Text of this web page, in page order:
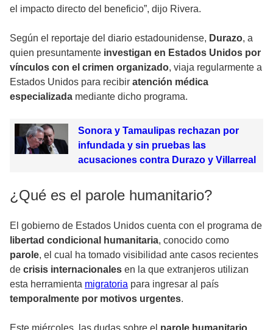
el impacto directo del beneficio”, dijo Rivera.
Según el reportaje del diario estadounidense, Durazo, a
quien presuntamente investigan en Estados Unidos por
vínculos con el crimen organizado, viaja regularmente a
Estados Unidos para recibir atención médica
especializada mediante dicho programa.
Sonora y Tamaulipas rechazan por
infundada y sin pruebas las
acusaciones contra Durazo y Villarreal
¿Qué es el parole humanitario?
El gobierno de Estados Unidos cuenta con el programa de
libertad condicional humanitaria, conocido como
parole, el cual ha tomado visibilidad ante casos recientes
de crisis internacionales en la que extranjeros utilizan
esta herramienta migratoria para ingresar al país
temporalmente por motivos urgentes.